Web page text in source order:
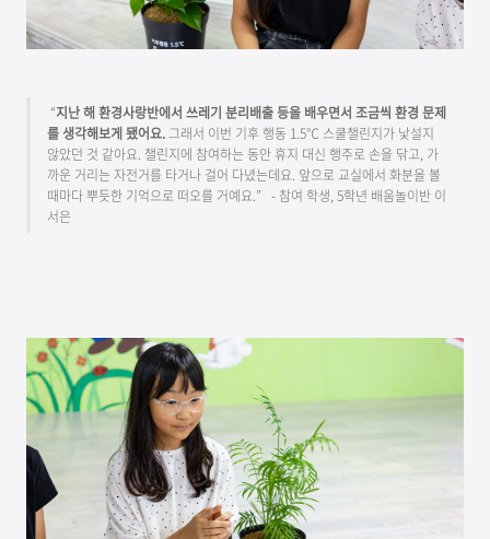
“지난 해 환경사랑반에서 쓰레기 분리배출 등을 배우면서 조금씩 환경 문제
를 생각해보게 됐어요.그래서 이번 기후 행동 1.5℃ 스쿨챌린지가 낯설지
않았던 것 같아요. 챌린지에 참여하는 동안 휴지 대신 행주로 손을 닦고, 가
까운 거리는 자전거를 타거나 걸어 다녔는데요. 앞으로 교실에서 화분을 볼
때마다 뿌듯한 기억으로 떠오를 거예요.” - 참여 학생, 5학년 배움놀이반 이
서은